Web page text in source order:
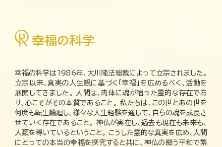
幸福の科学は1986年、大川隆法総裁によって立宗されました。
立宗以来、真実の人生観に基づく「幸福」を広めるべく、活動を
展開してきました。 人間は、肉体に魂が宿った霊的な存在であ
り、心こそがその本質であること。 私たちは、この世とあの世を
何度も転生輪廻し、様々な人生経験を通して、自らの魂を成長さ
せていく存在であること。 神仏が実在し、過去も現在も未来も、
人類を導いているということ。 こうした霊的な真実を広め、人間
にとっての本当の幸福を探究すると共に、神仏の願う平和で繁